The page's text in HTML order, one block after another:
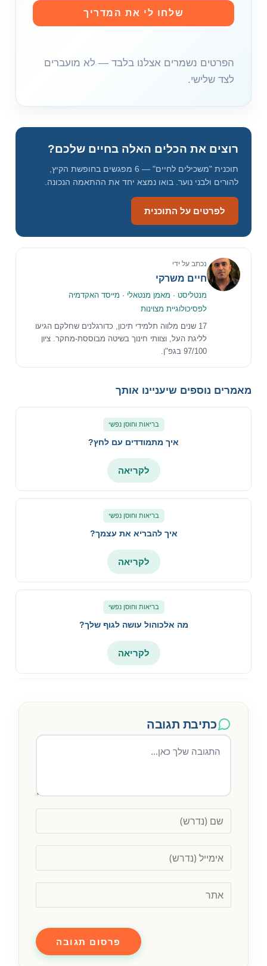
שלחו לי את המדריך
הפרטים נשמרים אצלנו בלבד — לא מועברים
לצד שלישי.
רוצים את הכלים האלה בחיים שלכם?
תוכנית "משכילים לחיים" — 6 מפגשים בחופשת הקיץ,
להורים ולבני נוער. בואו נמצא יחד את ההתאמה הנכונה.
לפרטים על התוכנית
נכתב על ידי
חיים משרקי
מנטליסט · מאמן מנטאלי · מייסד האקדמיה
לפסיכולוגיית מצוינות
17 שנים מלווה תלמידי תיכון, כדורגלנים שחלקם הגיעו
לליגת העל, וצוותי חינוך בשיטה מבוססת-מחקר. ציון
97/100 בגפ"ן.
מאמרים נוספים שיעניינו אותך
בריאות וחוסן נפשי
איך מתמודדים עם לחץ?
לקריאה
בריאות וחוסן נפשי
איך להבריא את עצמך?
לקריאה
בריאות וחוסן נפשי
מה אלכוהול עושה לגוף שלך?
לקריאה
כתיבת תגובה